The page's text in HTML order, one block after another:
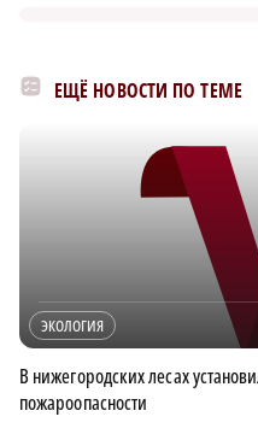
ЕЩЁ НОВОСТИ ПО ТЕМЕ
ЭКОЛОГИЯ
В нижегородских лесах
пожароопасности